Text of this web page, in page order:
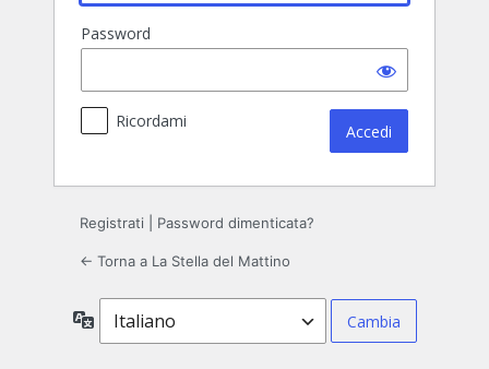
Password
Ricordami
Registrati Password dimenticata?
← Torna a La Stella del Mattino
Lingua